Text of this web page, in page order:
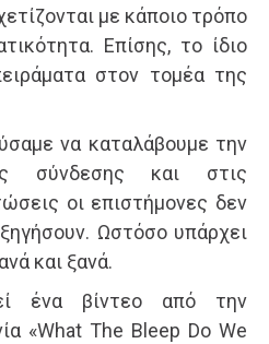
με κάποιο τρόπο
Επίσης, το ίδιο
στον τομέα της
να καταλάβουμε την
σύνδεσης και στις
οι επιστήμονες δεν
Ωστόσο υπάρχει
και ξανά.
ένα βίντεο από την
«What The Bleep Do We